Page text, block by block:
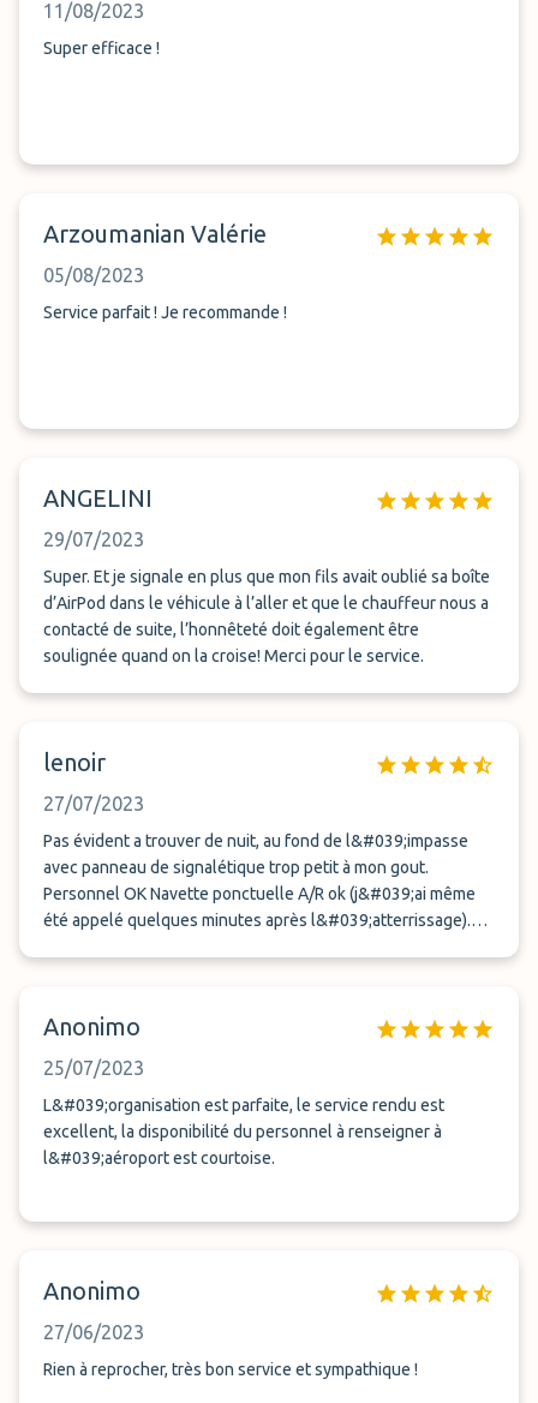
11/08/2023
Super efficace !
Arzoumanian Valérie
05/08/2023
Service parfait ! Je recommande !
ANGELINI
29/07/2023
Super. Et je signale en plus que mon fils avait oublié sa boîte
d’AirPod dans le véhicule à l’aller et que le chauffeur nous a
contacté de suite, l’honnêteté doit également être
soulignée quand on la croise! Merci pour le service.
lenoir
27/07/2023
Pas évident a trouver de nuit, au fond de l&#039;impasse
avec panneau de signalétique trop petit à mon gout.
Personnel OK Navette ponctuelle A/R ok (j&#039;ai même
été appelé quelques minutes après l&#039;atterrissage).
Anonimo
25/07/2023
L&#039;organisation est parfaite, le service rendu est
excellent, la disponibilité du personnel à renseigner à
l&#039;aéroport est courtoise.
Anonimo
27/06/2023
Rien à reprocher, très bon service et sympathique !